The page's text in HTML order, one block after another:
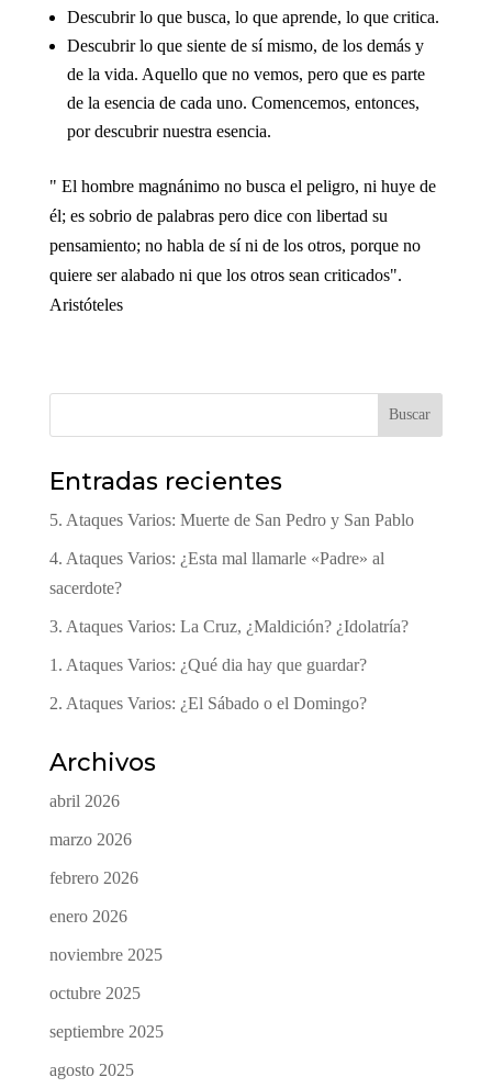
Descubrir lo que busca, lo que aprende, lo que critica.
Descubrir lo que siente de sí mismo, de los demás y
de la vida. Aquello que no vemos, pero que es parte
de la esencia de cada uno. Comencemos, entonces,
por descubrir nuestra esencia.
" El hombre magnánimo no busca el peligro, ni huye de
él; es sobrio de palabras pero dice con libertad su
pensamiento; no habla de sí ni de los otros, porque no
quiere ser alabado ni que los otros sean criticados".
Aristóteles
Buscar
Entradas recientes
5. Ataques Varios: Muerte de San Pedro y San Pablo
4. Ataques Varios: ¿Esta mal llamarle «Padre» al
sacerdote?
3. Ataques Varios: La Cruz, ¿Maldición? ¿Idolatría?
1. Ataques Varios: ¿Qué dia hay que guardar?
2. Ataques Varios: ¿El Sábado o el Domingo?
Archivos
abril 2026
marzo 2026
febrero 2026
enero 2026
noviembre 2025
octubre 2025
septiembre 2025
agosto 2025